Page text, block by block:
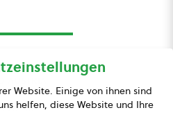
Presse
Website. Einige von ihnen sind
helfen, diese Website und Ihre